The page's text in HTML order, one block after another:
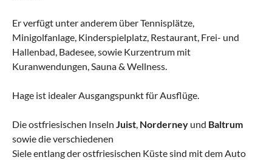
Er verfügt unter anderem über Tennisplätze,
Minigolfanlage, Kinderspielplatz, Restaurant, Frei- und
Hallenbad, Badesee, sowie Kurzentrum mit
Kuranwendungen, Sauna & Wellness.
Hage ist idealer Ausgangspunkt für Ausflüge.
Die ostfriesischen Inseln Juist Norderney und Baltrum
sowie die verschiedenen
Siele entlang der ostfriesischen Küste sind mit dem Auto